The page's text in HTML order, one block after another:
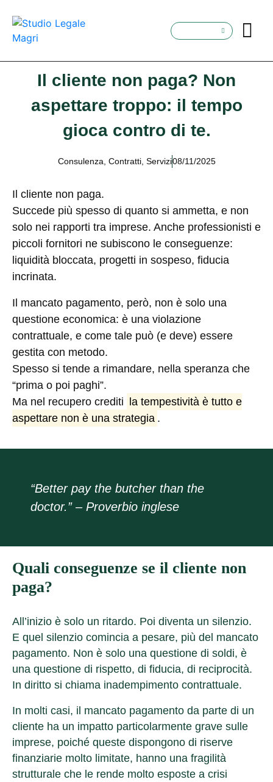
Il cliente non paga? Non
aspettare troppo: il tempo
gioca contro di te.
Consulenza Contratti, Servizi08/11/2025
Il cliente non paga.
Succede più spesso di quanto si ammetta, e non
solo nei rapporti tra imprese. Anche professionisti e
piccoli fornitori ne subiscono le conseguenze:
liquidità bloccata, progetti in sospeso, fiducia
incrinata.
Il mancato pagamento, però, non è solo una
questione economica: è una violazione
contrattuale, e come tale può (e deve) essere
gestita con metodo.
Spesso si tende a rimandare, nella speranza che
“prima o poi paghi”.
Ma nel recupero crediti
la tempestività è tutto e
aspettare non è una strategia .
“Better pay the butcher than the
doctor.” – Proverbio inglese
Quali conseguenze se il cliente non
paga?
All’inizio è solo un ritardo. Poi diventa un silenzio.
E quel silenzio comincia a pesare, più del mancato
pagamento. Non è solo una questione di soldi, è
una questione di rispetto, di fiducia, di reciprocità.
In diritto si chiama inadempimento contrattuale.
In molti casi, il mancato pagamento da parte di un
cliente ha un impatto particolarmente grave sulle
imprese, poiché queste dispongono di riserve
finanziarie molto limitate, hanno una fragilità
strutturale che le rende molto esposte a crisi